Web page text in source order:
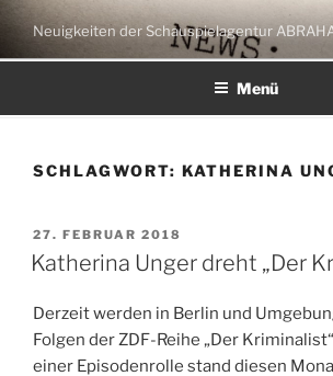
Zum
Inhalt
springen
Neuigkeiten der Schauspielagentur
Menü
SCHLAGWORT: KATHERINA
VERÖFFENTLICHT
AM
27. FEBRUAR 2018
Katherina Unger dreht „Der
Derzeit werden in Berlin und
Folgen der ZDF-Reihe „Der
einer Episodenrolle stand diesen